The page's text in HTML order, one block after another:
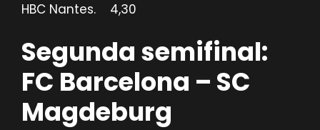
HBC Nantes. 4,30
Segunda semifinal:
FC Barcelona – SC
Magdeburg